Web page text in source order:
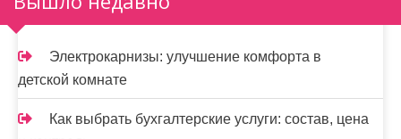
а
ц
и
я
Электрокарнизы: улучшение комфорта в
детской комнате
Как выбрать бухгалтерские услуги: состав, цена